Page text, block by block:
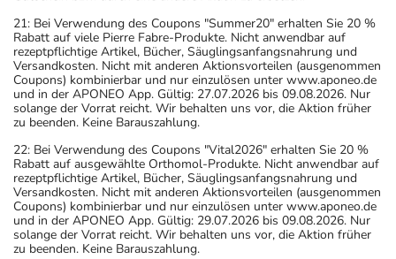
21: Bei Verwendung des Coupons "Summer20" erhalten Sie 20 %
Rabatt auf viele Pierre Fabre-Produkte. Nicht anwendbar auf
rezeptpflichtige Artikel, Bücher, Säuglingsanfangsnahrung und
Versandkosten. Nicht mit anderen Aktionsvorteilen (ausgenommen
Coupons) kombinierbar und nur einzulösen unter www.aponeo.de
und in der APONEO App. Gültig: 27.07.2026 bis 09.08.2026. Nur
solange der Vorrat reicht. Wir behalten uns vor, die Aktion früher
zu beenden. Keine Barauszahlung.
22: Bei Verwendung des Coupons "Vital2026" erhalten Sie 20 %
Rabatt auf ausgewählte Orthomol-Produkte. Nicht anwendbar auf
rezeptpflichtige Artikel, Bücher, Säuglingsanfangsnahrung und
Versandkosten. Nicht mit anderen Aktionsvorteilen (ausgenommen
Coupons) kombinierbar und nur einzulösen unter www.aponeo.de
und in der APONEO App. Gültig: 29.07.2026 bis 09.08.2026. Nur
solange der Vorrat reicht. Wir behalten uns vor, die Aktion früher
zu beenden. Keine Barauszahlung.